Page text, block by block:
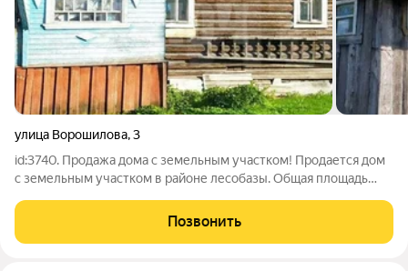
улица Ворошилова,3
id:3740. Продажа дома с земельным участком! Продается дом
с земельным участком в районе лесобазы. Общая площадь
бревенчатый дом на ленточном фундаменте. - В доме 2
комнаты, кухня. - Дом
Позвонить